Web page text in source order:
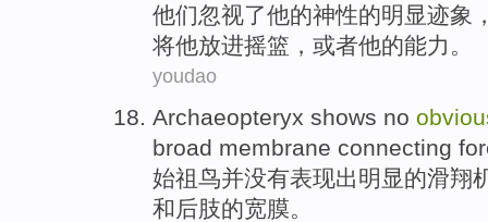
他们忽视了他的神性的明显迹象
将他放进摇篮 ， 或者他的能力。
youdao
Archaeopteryx shows no
broad membrane connecting
始祖鸟并没有表现出明显的滑翔
和 后肢的宽膜 。